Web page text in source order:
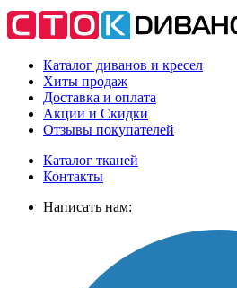
Каталог диванов и кресел
Хиты продаж
Доставка и оплата
Акции и Скидки
Отзывы покупателей
Каталог тканей
Контакты
Написать нам: